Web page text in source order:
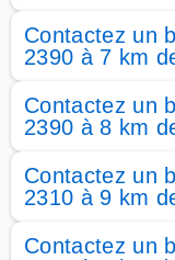
Contactez un
2390 à 7 km
Contactez un
2390 à 8 km
Contactez un
2310 à 9 km
Contactez un